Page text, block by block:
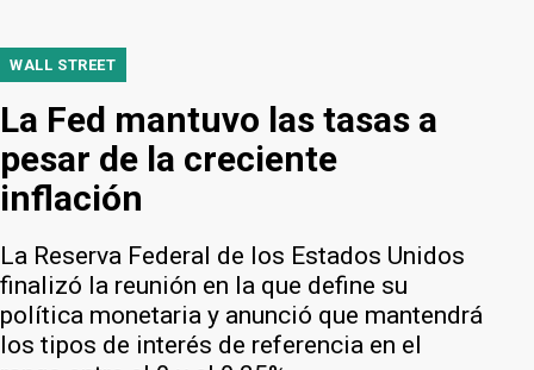
WALL STREET
La Fed mantuvo las tasas a
pesar de la creciente
inflación
La Reserva Federal de los Estados Unidos
finalizó la reunión en la que define su
política monetaria y anunció que mantendrá
los tipos de interés de referencia en el